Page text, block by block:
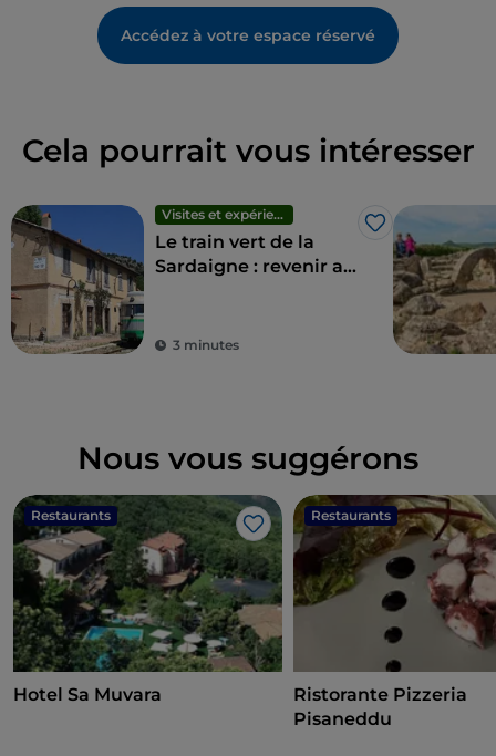
Accédez à votre espace réservé
Cela pourrait vous intéresser
Visites et expériences
J’aime
Le train vert de la
Sardaigne : revenir au
3 minutes
Nous vous suggérons
Restaurants
J’aime
Hotel Sa Muvara
Restaurants
Ristorante Pizzeria
Pisaneddu